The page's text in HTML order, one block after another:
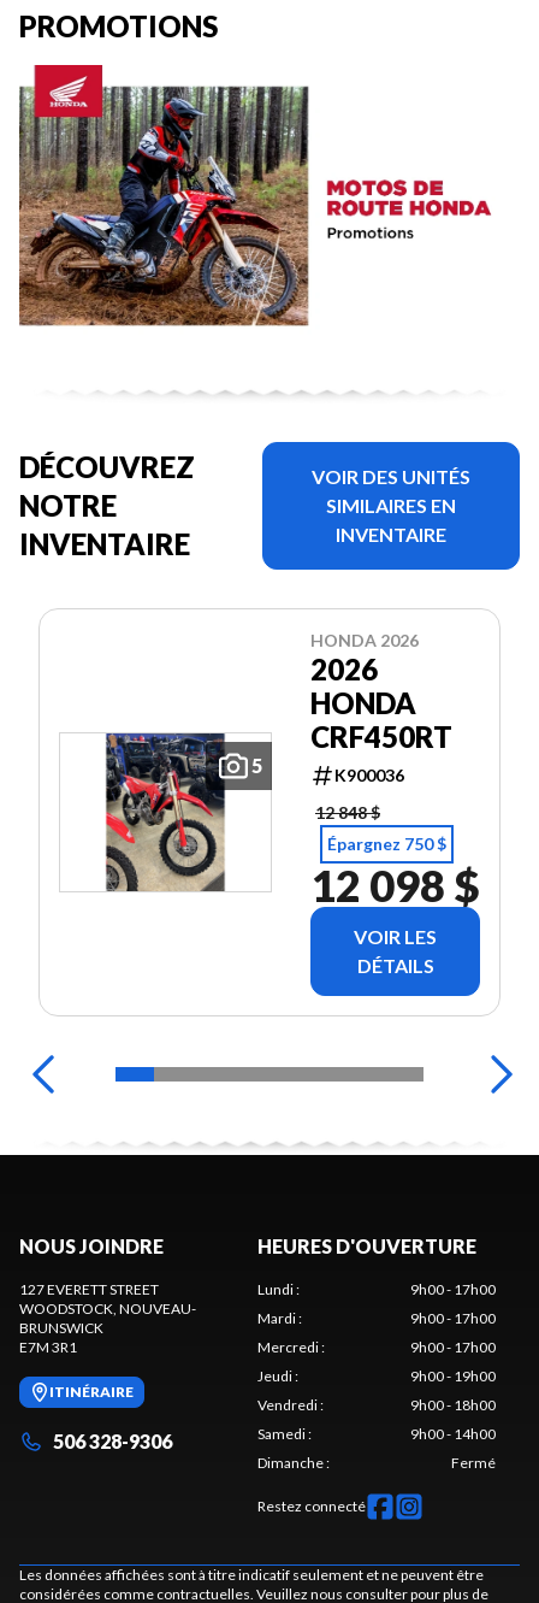
PROMOTIONS
DÉCOUVREZ
NOTRE
INVENTAIRE
VOIR DES UNITÉS
SIMILAIRES EN
INVENTAIRE
5
HONDA 2026
2026
HONDA
CRF450RT
K900036
12 848 $
Épargnez 750 $
12 098 $
VOIR LES
DÉTAILS
NOUS JOINDRE
127 EVERETT STREET
WOODSTOCK , NOUVEAU-
BRUNSWICK
E7M 3R1
ITINÉRAIRE
506 328-9306
HEURES D'OUVERTURE
Lundi:
9h00 - 17h00
Mardi:
9h00 - 17h00
Mercredi:
9h00 - 17h00
Jeudi:
9h00 - 19h00
Vendredi:
9h00 - 18h00
Samedi:
9h00 - 14h00
Dimanche: Fermé
Restez connecté
Les données affichées sont à titre indicatif seulement et ne peuvent être
considérées comme contractuelles. Veuillez nous consulter pour plus de